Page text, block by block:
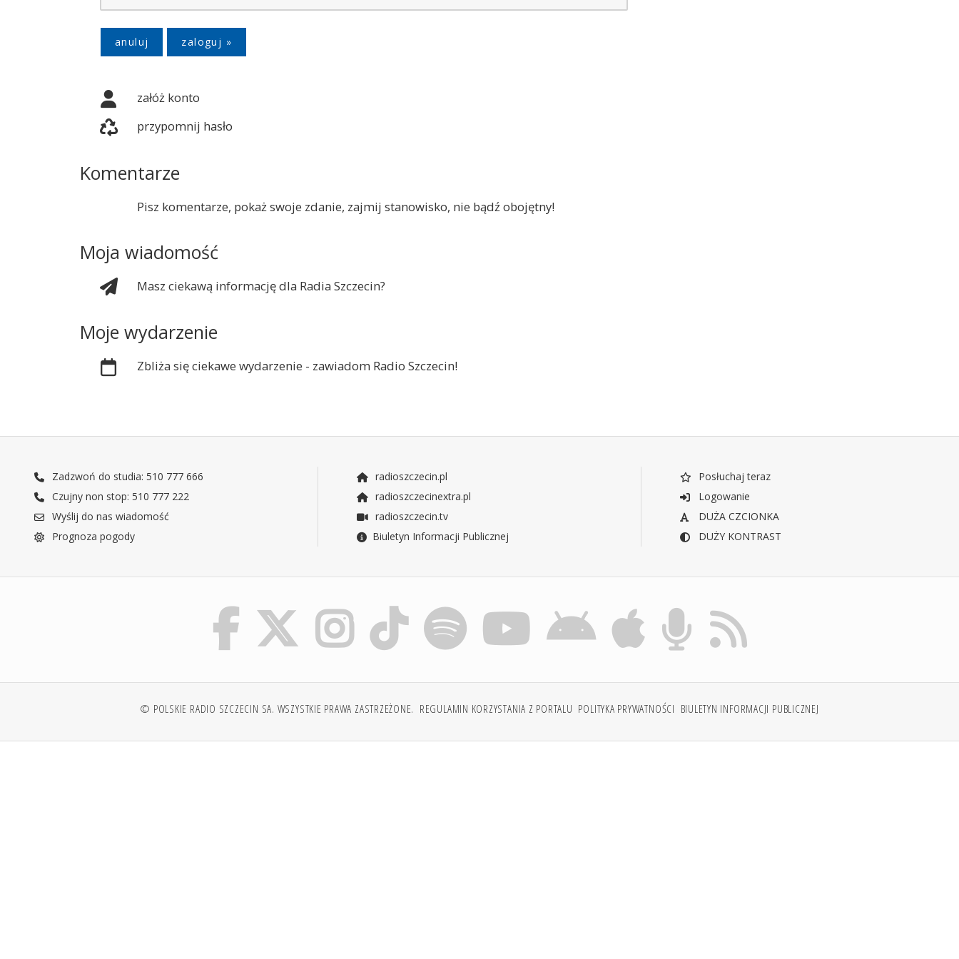
anuluj
załóż konto
przypomnij hasło
Komentarze
Pisz komentarze, pokaż swoje zdanie, zajmij stanowisko, nie bądź obojętny!
Moja wiadomość
Masz ciekawą informację dla Radia Szczecin?
Moje wydarzenie
Zbliża się ciekawe wydarzenie - zawiadom Radio Szczecin!
Zadzwoń do studia: 510 777 666
Czujny non stop: 510 777 222
Wyślij do nas wiadomość
Prognoza pogody
radioszczecin.pl
radioszczecinextra.pl
radioszczecin.tv
Biuletyn Informacji Publicznej
Posłuchaj teraz
Logowanie
DUŻA CZCIONKA
DUŻY KONTRAST
© POLSKIE RADIO SZCZECIN SA. WSZYSTKIE PRAWA ZASTRZEŻONE. REGULAMIN KORZYSTANIA Z PORTALU POLITYKA PRYWATNOŚCI BIULETYN INFORMACJI PUBLICZNEJ